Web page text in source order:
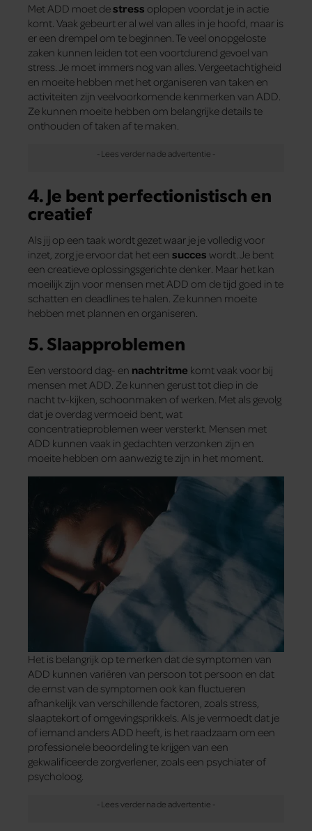
Met ADD moet destress oplopen voordat je in actie
komt. Vaak gebeurt er al wel van alles in je hoofd, maar is
er een drempel om te beginnen. Te veel onopgeloste
zaken kunnen leiden tot een voortdurend gevoel van
stress. Je moet immers nog van alles. Vergeetachtigheid
en moeite hebben met het organiseren van taken en
activiteiten zijn veelvoorkomende kenmerken van ADD.
Ze kunnen moeite hebben om belangrijke details te
onthouden of taken af te maken.
4. Je bent perfectionistisch en
creatief
Als jij op een taak wordt gezet waar je je volledig voor
inzet, zorg je ervoor dat het een succes wordt. Je bent
een creatieve oplossingsgerichte denker. Maar het kan
moeilijk zijn voor mensen met ADD om de tijd goed in te
schatten en deadlines te halen. Ze kunnen moeite
hebben met plannen en organiseren.
5. Slaapproblemen
Een verstoord dag- en nachtritme komt vaak voor bij
mensen met ADD. Ze kunnen gerust tot diep in de
nacht tv-kijken, schoonmaken of werken. Met als gevolg
dat je overdag vermoeid bent, wat
concentratieproblemen weer versterkt. Mensen met
ADD kunnen vaak in gedachten verzonken zijn en
moeite hebben om aanwezig te zijn in het moment.
Het is belangrijk op te merken dat de symptomen van
ADD kunnen variëren van persoon tot persoon en dat
de ernst van de symptomen ook kan fluctueren
afhankelijk van verschillende factoren, zoals stress,
slaaptekort of omgevingsprikkels. Als je vermoedt dat je
of iemand anders ADD heeft, is het raadzaam om een ​​
professionele beoordeling te krijgen van een
gekwalificeerde zorgverlener, zoals een psychiater of
psycholoog.